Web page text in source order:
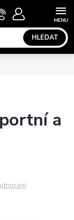
HLEDAT
NÁKUPNÍ
KOŠÍK
a